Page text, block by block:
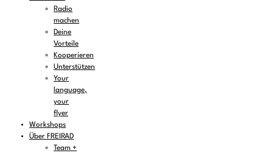
Radio
machen
Deine
Vorteile
Kooperieren
Unterstützen
Your
language,
your
flyer
Workshops
Über FREIRAD
Team +